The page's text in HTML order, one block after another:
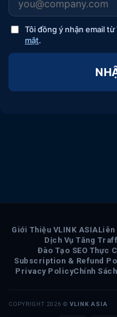
Tôi đồng ý nhận email từ
mật.
Giới Thiệu VLINK ASIALiên
Dịch Vụ Tăng
Đào Tạo SEO Thực
Subscription & Refund
Privacy PolicyChính
COPYRIGHT 2026 © VLINK ASIA